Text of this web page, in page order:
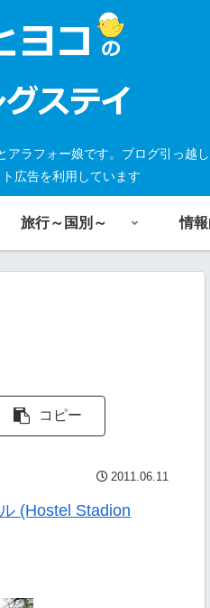
ラフォー娘です。ブログ引っ越し
広告を利用しています
旅行～国別～ 情
コピー
2011.06.11
(Hostel Stadion